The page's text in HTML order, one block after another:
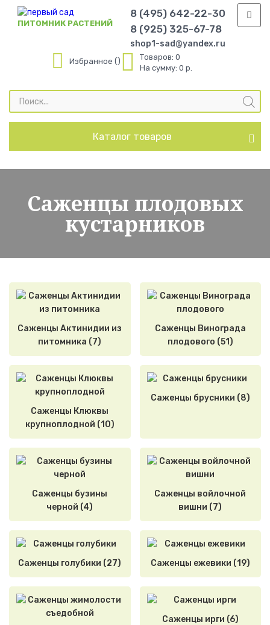
ПИТОМНИК РАСТЕНИЙ
8 (495) 642-22-30
8 (925) 325-67-78
shop1-sad@yandex.ru
Избранное Товаров: 0
На сумму: 0 р.
Поиск
товаров
Каталог товаров
Саженцы плодовых
кустарников
Саженцы Актинидии из
питомника (7)
Саженцы Винограда
плодового (51)
Саженцы Клюквы
крупноплодной (10)
Саженцы брусники (8)
Саженцы бузины
черной (4)
Саженцы войлочной
вишни (7)
Саженцы голубики (27) Саженцы ежевики (19)
Саженцы ирги (6)